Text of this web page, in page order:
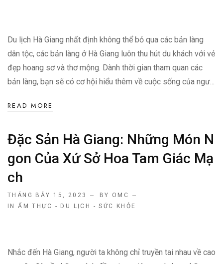
Du lịch Hà Giang nhất định không thể bỏ qua các bản làng
dân tộc, các bản làng ở Hà Giang luôn thu hút du khách với vẻ
đẹp hoang sơ và thơ mộng. Dành thời gian tham quan các
bản làng, bạn sẽ có cơ hội hiểu thêm về cuộc sống của ngư...
READ MORE
Đặc Sản Hà Giang: Những Món N
Gon Của Xứ Sở Hoa Tam Giác Mạ
Ch
THÁNG BẢY 15, 2023
BY OMC
INẨM THỰC - DU LỊCH - SỨC KHỎE
Nhắc đến Hà Giang, người ta không chỉ truyền tai nhau về cao